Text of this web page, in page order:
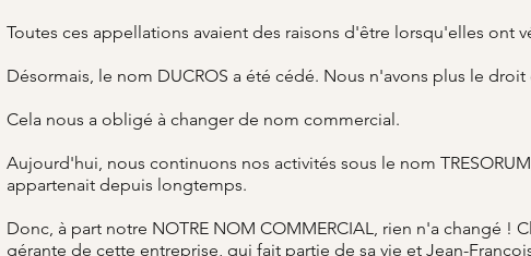
Toutes ces appellations avaient des raisons d'être lorsqu'elles ont
Désormais, le nom DUCROS a été cédé. Nous n'avons plus le
Cela nous a obligé à changer de nom commercial.
Aujourd'hui, nous continuons nos activités sous le nom
appartenait depuis longtemps.
Donc, à part notre NOTRE NOM COMMERCIAL, rien n'a changé !
gérante de cette entreprise, qui fait partie de sa vie et Jean-